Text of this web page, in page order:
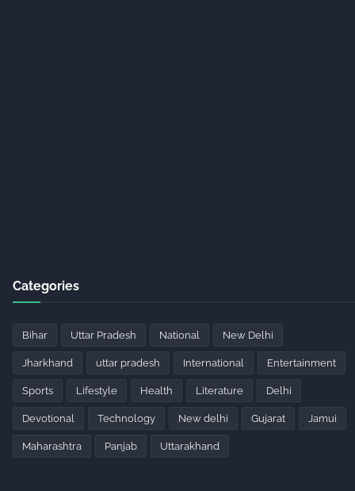
Categories
Bihar Uttar Pradesh National New Delhi
Jharkhand uttar pradesh International Entertainment
Sports Lifestyle Health Literature Delhi
Devotional Technology New delhi Gujarat Jamui
Maharashtra Panjab Uttarakhand